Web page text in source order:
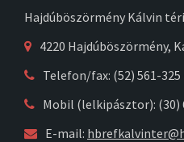
Hajdúböszörmény Kálvin
4220 Hajdúböszörmény,
Telefon/fax: (52) 561-325
Mobil (lelkipásztor): (30)
E-mail: